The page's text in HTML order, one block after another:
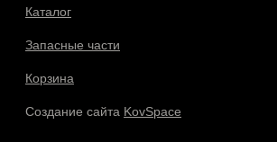
Каталог
Запасные части
Корзина
Создание сайта KovSpace